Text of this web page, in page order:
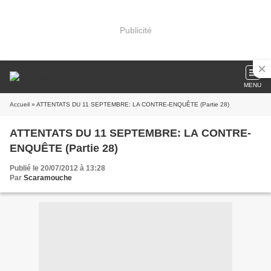
Publicité
MENU
Accueil » ATTENTATS DU 11 SEPTEMBRE: LA CONTRE-ENQUÊTE (Partie 28)
ATTENTATS DU 11 SEPTEMBRE: LA CONTRE-
ENQUÊTE (Partie 28)
Publié le 20/07/2012 à 13:28
Par Scaramouche